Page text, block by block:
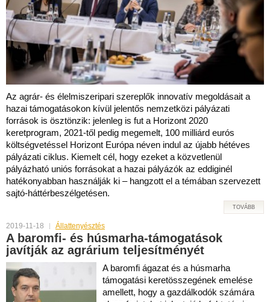
Az agrár- és élelmiszeripari szereplők innovatív megoldásait a
hazai támogatásokon kívül jelentős nemzetközi pályázati
források is ösztönzik: jelenleg is fut a Horizont 2020
keretprogram, 2021-től pedig megemelt, 100 milliárd eurós
költségvetéssel Horizont Európa néven indul az újabb hétéves
pályázati ciklus. Kiemelt cél, hogy ezeket a közvetlenül
pályázható uniós forrásokat a hazai pályázók az eddiginél
hatékonyabban használják ki – hangzott el a témában szervezett
sajtó-háttérbeszélgetésen.
TOVÁBB
2019-11-18 Állattenyésztés
A baromfi- és húsmarha-támogatások
javítják az agrárium teljesítményét
A baromfi ágazat és a húsmarha
támogatási keretösszegének emelése
amellett, hogy a gazdálkodók számára